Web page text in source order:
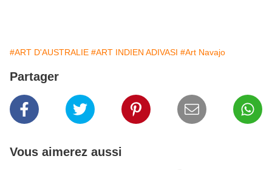
#ART D'AUSTRALIE #ART INDIEN ADIVASI #Art Navajo
Partager
Vous aimerez aussi